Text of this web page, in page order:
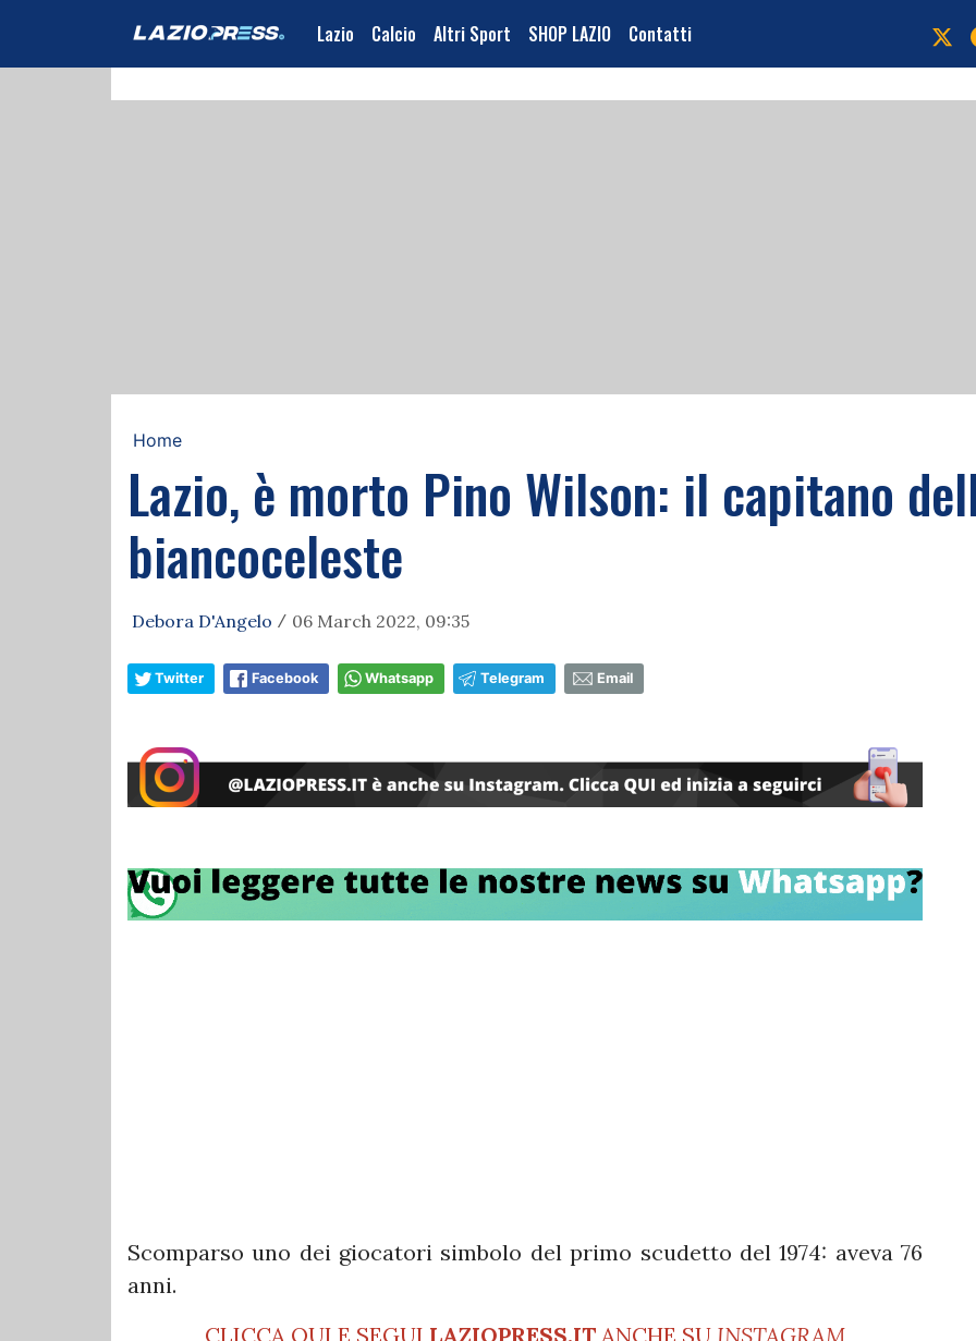
Lazio Calcio Altri Sport SHOP LAZIO Contatti
Home
Lazio, è morto Pino Wilson: il capitano
biancoceleste
Debora D'Angelo / 06 March 2022, 09:35
Twitter Facebook Whatsapp Telegram Email
Scomparso uno dei giocatori simbolo del primo scudetto del 1974: aveva 76
anni.
CLICCA QUI E SEGUI LAZIOPRESS.IT ANCHE SU INSTAGRAM